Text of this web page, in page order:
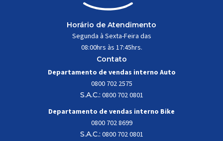
Horário de Atendimento
Segunda à Sexta-Feira das
08:00hrs às 17:45hrs.
Contato
Departamento de vendas interno Auto
0800 702 2575
S.A.C.: 0800 702 0801
Departamento de vendas interno Bike
0800 702 8699
S.A.C.: 0800 702 0801